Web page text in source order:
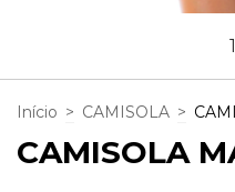
1
Início > CAMISOLA >
CAMISOLA